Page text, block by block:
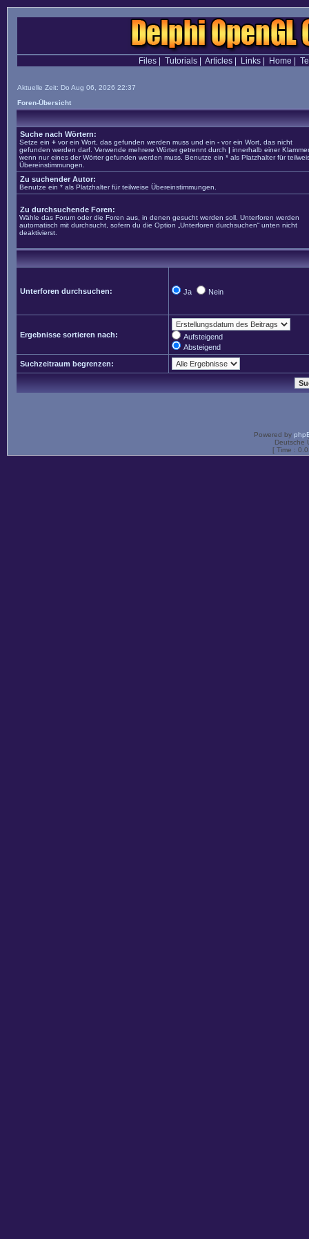
Files| Tutorials| Articles| Links| Home
Aktuelle Zeit: Do Aug 06, 2026 22:37
Foren-Übersicht
Suche nach Wörtern:
Setze ein + vor ein Wort, das gefunden werden muss und ein - vor ein Wort, das nicht
gefunden werden darf. Verwende mehrere Wörter getrennt durch | innerhalb einer
wenn nur eines der Wörter gefunden werden muss. Benutze ein * als Platzhalter für
Übereinstimmungen.
Zu suchender Autor:
Benutze ein * als Platzhalter für teilweise Übereinstimmungen.
Zu durchsuchende Foren:
Wähle das Forum oder die Foren aus, in denen gesucht werden soll. Unterforen werden
automatisch mit durchsucht, sofern du die Option „Unterforen durchsuchen“ unten nicht
deaktivierst.
Unterforen durchsuchen: Ja Nein
Ergebnisse sortieren nach:
Aufsteigend
Absteigend
Suchzeitraum begrenzen:
Powered by
Deutsche
[ Time :